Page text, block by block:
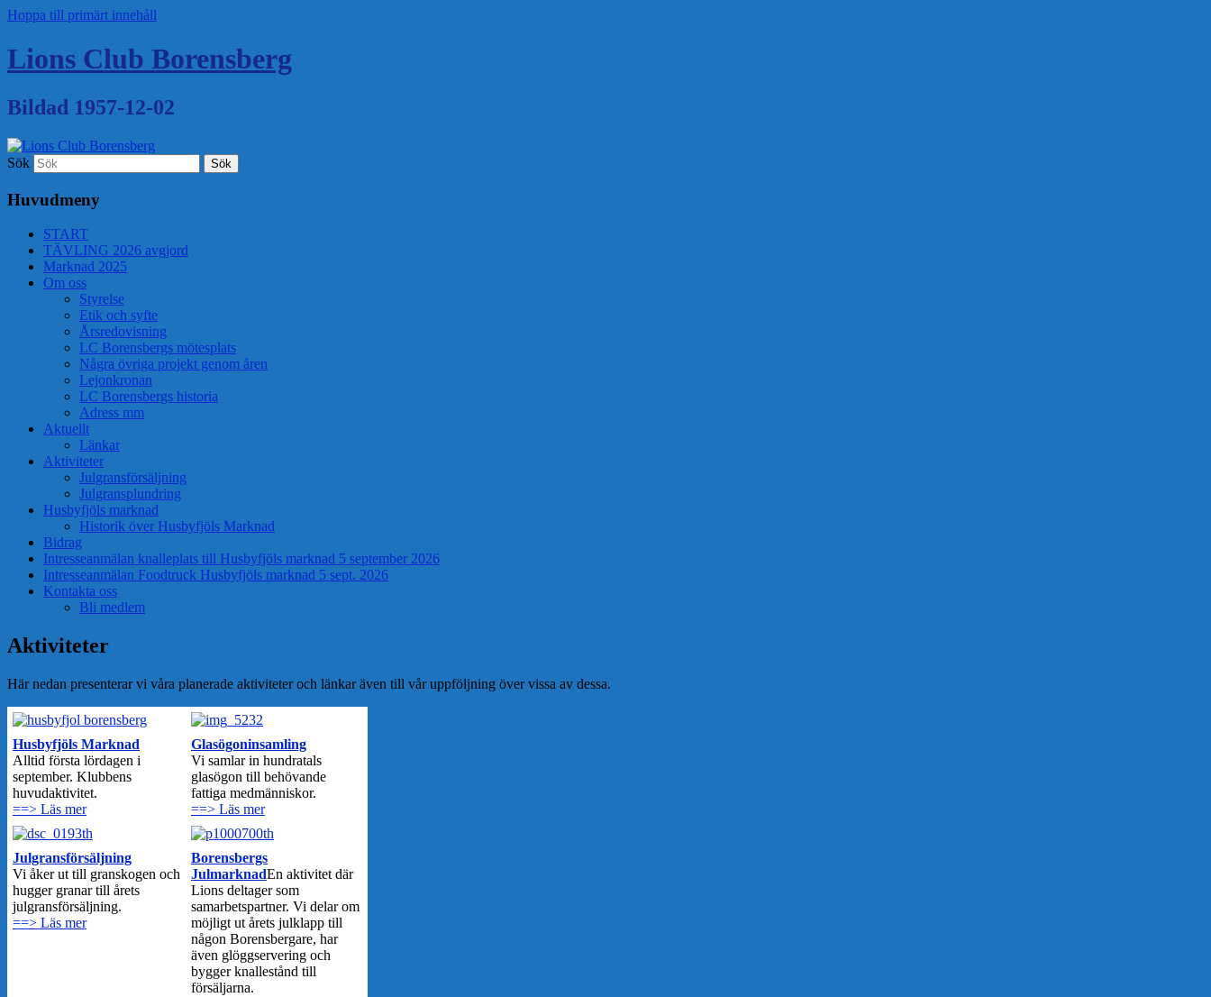
Hoppa till primärt innehåll
Lions Club Borensberg
Bildad 1957-12-02
Sök
Huvudmeny
START
TÄVLING 2026 avgjord
Marknad 2025
Om oss
Styrelse
Etik och syfte
Årsredovisning
LC Borensbergs mötesplats
Några övriga projekt genom åren
Lejonkronan
LC Borensbergs historia
Adress mm
Aktuellt
Länkar
Aktiviteter
Julgransförsäljning
Julgransplundring
Husbyfjöls marknad
Historik över Husbyfjöls Marknad
Bidrag
Intresseanmälan knalleplats till Husbyfjöls marknad 5 september 2026
Intresseanmälan Foodtruck Husbyfjöls marknad 5 sept. 2026
Kontakta oss
Bli medlem
Aktiviteter
Här nedan presenterar vi våra planerade aktiviteter och länkar även till vår uppföljning över vissa av dessa.
Husbyfjöls Marknad
Alltid första lördagen i
september. Klubbens
huvudaktivitet.
==> Läs mer
Glasögoninsamling
Vi samlar in hundratals
glasögon till behövande
fattiga medmänniskor.
==> Läs mer
Julgransförsäljning
Vi åker ut till granskogen och
hugger granar till årets
julgransförsäljning.
==> Läs mer
Borensbergs
JulmarknadEn aktivitet där
Lions deltager som
samarbetspartner. Vi delar om
möjligt ut årets julklapp till
någon Borensbergare, har
även glöggservering och
bygger knallestånd till
försäljarna.